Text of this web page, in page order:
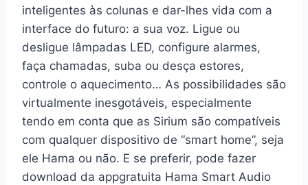
inteligentes às colunas e dar-lhes vida com a
interface do futuro: a sua voz. Ligue ou
desligue lâmpadas LED, configure alarmes,
faça chamadas, suba ou desça estores,
controle o aquecimento… As possibilidades são
virtualmente inesgotáveis, especialmente
tendo em conta que as Sirium são compatíveis
com qualquer dispositivo de “smart home”, seja
ele Hama ou não. E se preferir, pode fazer
download da appgratuita Hama Smart Audio